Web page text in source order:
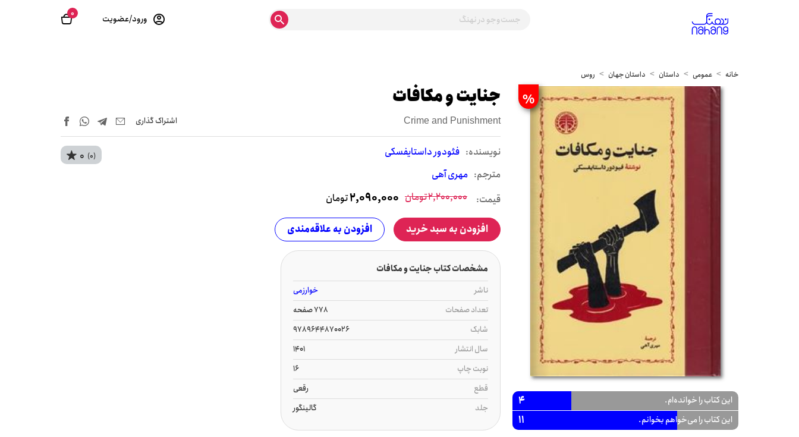
0 ورود/عضویت
خانه عمومی داستان داستان جهان روس
%
این کتاب را خوانده‌ام. 4
این کتاب را می‌خواهم بخوانم. 11
جنایت و مکافات
Crime and Punishment اشتراک‌ گذاری
نويسنده: فئودور داستایفسکی
مترجم: مهری آهی
0 (0)
قیمت: 2,200,000تومان 2,090,000تومان
افزودن به سبد خرید افزودن به علاقه‌مندی
مشخصات کتاب جنایت و مکافات
ناشر
خوارزمی
تعداد صفحات
778 صفحه
شابک
9789644870026
سال انتشار
1401
نوبت چاپ
16
قطع
رقعی
جلد
گالینگور